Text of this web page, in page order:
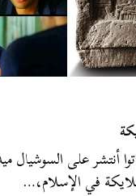
أنتشر على السوشيال
في الإسلام،…